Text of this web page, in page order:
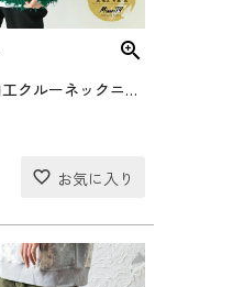
７Gダメージ加工クルーネックニット